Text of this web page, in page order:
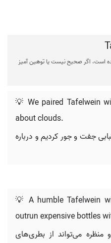
است، اگر صحیح نیست یا توهین آمیز
💡 We paired Tafelwein
about clouds.
جفت و جور کردیم و درباره
💡 A humble Tafelwein
outrun expensive bottles
منظره می‌تواند از بطری‌های